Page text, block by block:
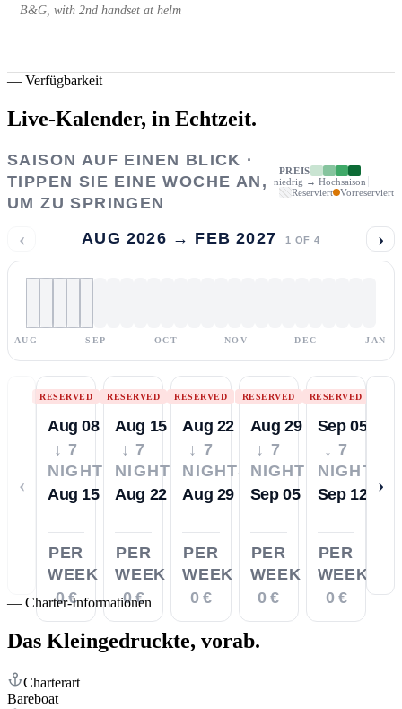
B&G, with 2nd handset at helm
— Verfügbarkeit
Live-Kalender, in Echtzeit.
SAISON AUF EINEN BLICK ·
TIPPEN SIE EINE WOCHE AN,
UM ZU SPRINGEN
PREIS
niedrig → Hochsaison
Reserviert
Vorreserviert
‹ AUG 2026 → FEB 2027 1 OF 4 ›
AUG SEP OCT NOV DEC JAN
‹
RESERVED
Aug 08
↓ 7
NIGHTS
Aug 15
PER
WEEK
0 €
RESERVED
Aug 15
↓ 7
NIGHTS
Aug 22
PER
WEEK
0 €
RESERVED
Aug 22
↓ 7
NIGHTS
Aug 29
PER
WEEK
0 €
RESERVED
Aug 29
↓ 7
NIGHTS
Sep 05
PER
WEEK
0 €
RESERVED
Sep 05
↓ 7
NIGHTS
Sep 12
PER
WEEK
0 €
›
— Charter-Informationen
Das Kleingedruckte, vorab.
Charterart
Bareboat